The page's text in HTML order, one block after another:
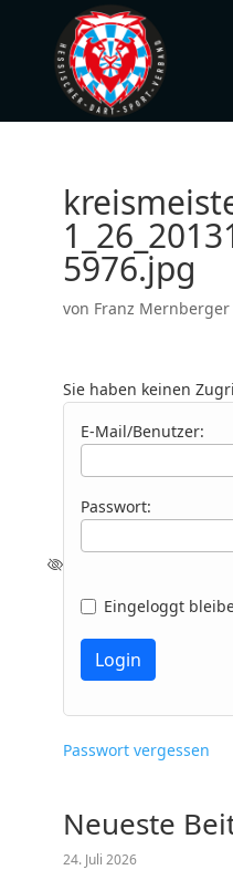
5976.jpg
von Franz Mernberger
Sie haben keinen
E-Mail/Benutzer:
Passwort:
Eingeloggt
Passwort vergessen
Neueste
24. Juli 2026